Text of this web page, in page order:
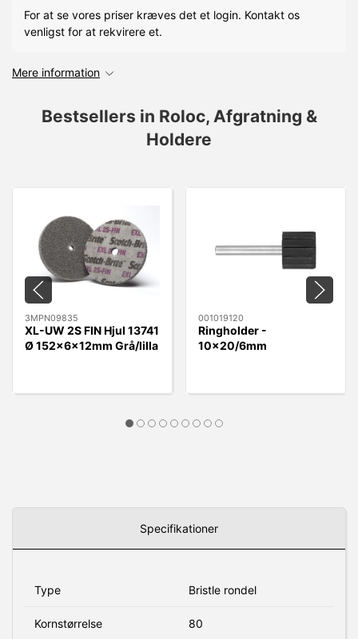
For at se vores priser kræves det et login. Kontakt os
venligst for at rekvirere et.
Mere information
Bestsellers in Roloc, Afgratning &
Holdere
3MPN09835
XL-UW 2S FIN Hjul 13741
Ø 152x6x12mm Grå/lilla
001019120
Ringholder -
10x20/6mm
Specifikationer
Type Bristle rondel
Kornstørrelse 80